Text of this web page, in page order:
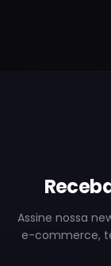
Assine nossa
e-commerce,